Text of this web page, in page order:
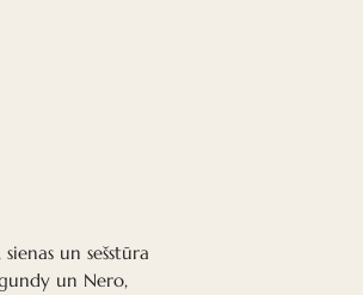
un sešstūra
un Nero,